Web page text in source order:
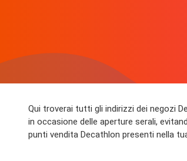
Qui troverai tutti gli indirizzi dei negozi
in occasione delle aperture serali,
punti vendita Decathlon presenti nella